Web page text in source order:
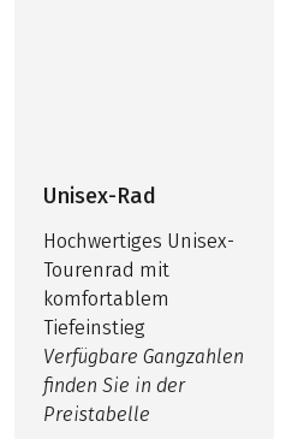
Unisex-Rad
Hochwertiges Unisex-
Tourenrad mit
komfortablem
Tiefeinstieg
Verfügbare Gangzahlen
finden Sie in der
Preistabelle